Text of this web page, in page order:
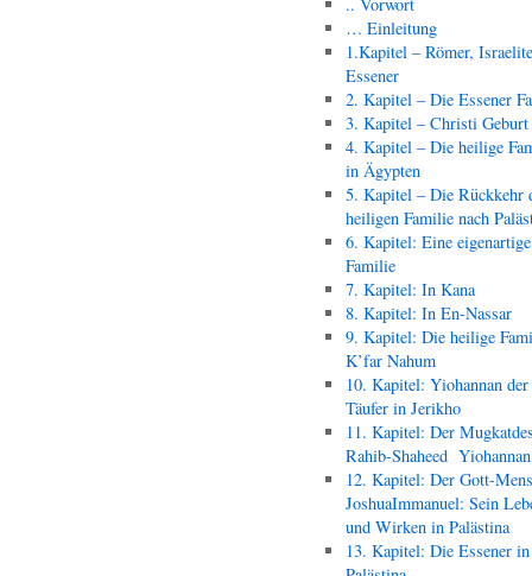
… Einleitung
1.Kapitel – Römer,
Essener
2. Kapitel – Die Essener
3. Kapitel – Christi Geburt
4. Kapitel – Die heilige
in Ägypten
5. Kapitel – Die Rückkehr
heiligen Familie nach
6. Kapitel: Eine eigenartige
Familie
7. Kapitel: In Kana
8. Kapitel: In En-Nassar
9. Kapitel: Die heilige
K’far Nahum
10. Kapitel: Yiohannan der
Täufer in Jerikho
11. Kapitel: Der
Rahib-Shaheed
12. Kapitel: Der Gott-
JoshuaImmanuel: Sein
und Wirken in Palästina
13. Kapitel: Die Essener in